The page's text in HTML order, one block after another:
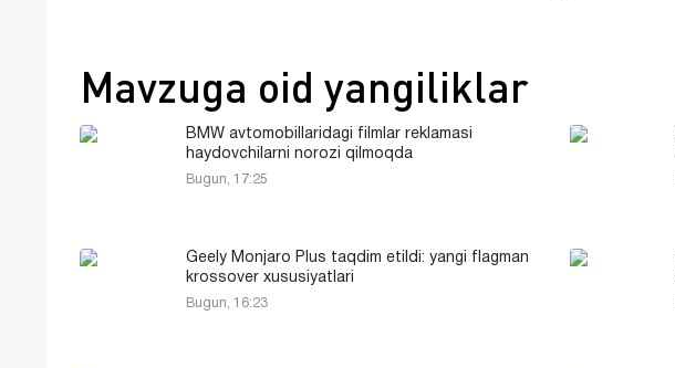
Mavzuga oid yangiliklar
BMW avtomobillaridagi filmlar reklamasi
haydovchilarni norozi qilmoqda
Bugun, 17:25
Geely Monjaro Plus taqdim etildi: yangi flagman
krossover xususiyatlari
Bugun, 16:23